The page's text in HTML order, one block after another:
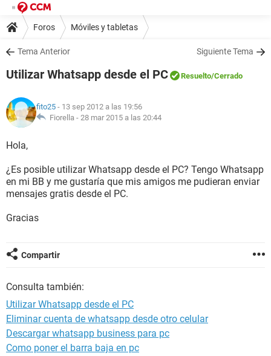
Foros Móviles y tabletas
Tema Anterior Siguiente Tema
Utilizar Whatsapp desde el PC Resuelto/Cerrado
fito25 - 13 sep 2012 a las 19:56
Fiorella - 28 mar 2015 a las 20:44
Hola,
¿Es posible utilizar Whatsapp desde el PC? Tengo Whatsapp
en mi BB y me gustaría que mis amigos me pudieran enviar
mensajes gratis desde el PC.
Gracias
Compartir
Consulta también:
Utilizar Whatsapp desde el PC
Eliminar cuenta de whatsapp desde otro celular
Descargar whatsapp business para pc
Como poner el barra baja en pc